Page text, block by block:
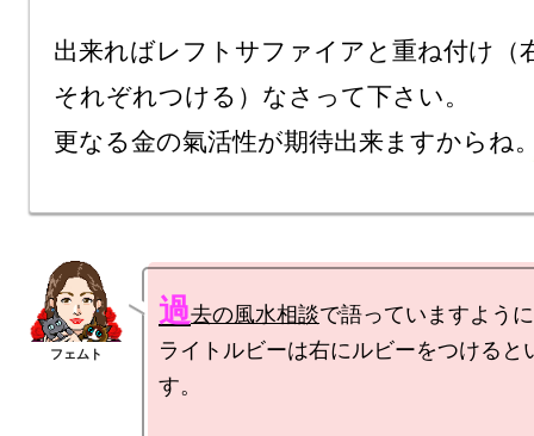
出来ればレフトサファイアと重ね付け（
それぞれつける）なさって下さい。
過去の風水相談で語っていますよう
ライトルビーは右にルビーをつけると
す。